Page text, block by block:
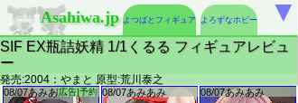
Asahiwa.jp よつばとフィギュア よろずなホビー
SIF EX瓶詰妖精 1/1くるる フィギュアレビュ
ー
発売:2004：やまと 原型:荒川泰之
▼